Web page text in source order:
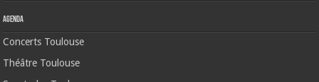
Agenda
Concerts Toulouse
Théâtre Toulouse